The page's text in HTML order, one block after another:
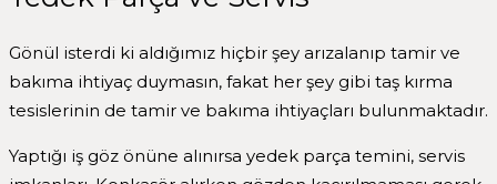
Gönül isterdi ki aldığımız hiçbir şey arızalanıp tamir ve
bakıma ihtiyaç duymasın, fakat her şey gibi taş kırma
tesislerinin de tamir ve bakıma ihtiyaçları bulunmaktadır.
Yaptığı iş göz önüne alınırsa yedek parça temini, servis